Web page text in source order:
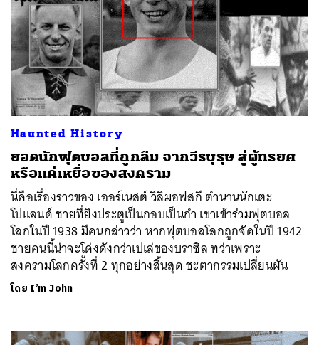
Haunted History
ยอดนักฟุตบอลที่ถูกลืม จากวีรบุรุษ สู่ผู้ทรยศ
หรือแค่เหยื่อของสงคราม
นี่คือเรื่องราวของ เออร์เนสต์ วิลิมอฟสกี ตำนานนักเตะ
โปแลนด์ ชายที่ยิงประตูเป็นกอบเป็นกำ เขาเข้าร่วมฟุตบอล
โลกในปี 1938 มีคนกล่าวว่า หากฟุตบอลโลกถูกจัดในปี 1942
ชายคนนี้น่าจะโด่งดังกว่าเปเล่ของบราซิล ทว่าเพราะ
สงครามโลกครั้งที่ 2 ทุกอย่างสิ้นสุด ชะตากรรมเปลี่ยนผัน
โดย I’m John